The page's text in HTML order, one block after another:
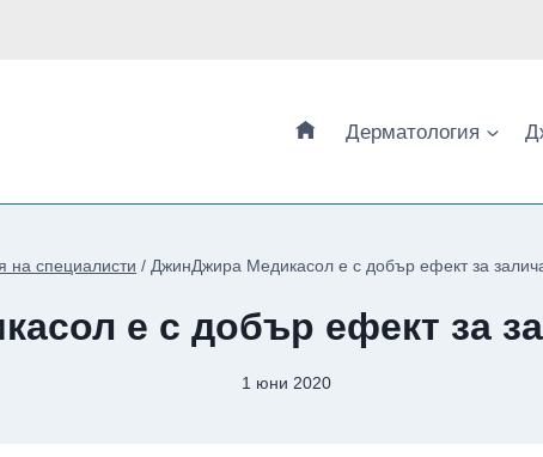
Дерматология
на специалисти / ДжинДжира Медикасол е с добър ефект за
е с добър ефект за
1 юни 2020